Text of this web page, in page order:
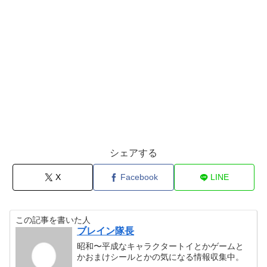
シェアする
X Facebook LINE
この記事を書いた人
ブレイン隊長
昭和〜平成なキャラクタートイとかゲームと
かおまけシールとかの気になる情報収集中。